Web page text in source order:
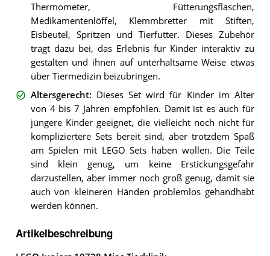
Thermometer, Fütterungsflaschen,
Medikamentenlöffel, Klemmbretter mit Stiften,
Eisbeutel, Spritzen und Tierfutter. Dieses Zubehör
trägt dazu bei, das Erlebnis für Kinder interaktiv zu
gestalten und ihnen auf unterhaltsame Weise etwas
über Tiermedizin beizubringen.
Altersgerecht: Dieses Set wird für Kinder im Alter
von 4 bis 7 Jahren empfohlen. Damit ist es auch für
jüngere Kinder geeignet, die vielleicht noch nicht für
kompliziertere Sets bereit sind, aber trotzdem Spaß
am Spielen mit LEGO Sets haben wollen. Die Teile
sind klein genug, um keine Erstickungsgefahr
darzustellen, aber immer noch groß genug, damit sie
auch von kleineren Händen problemlos gehandhabt
werden können.
Artikelbeschreibung